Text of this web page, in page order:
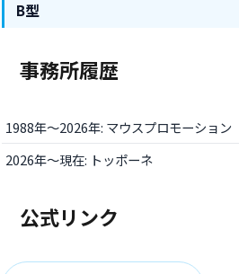
B型
事務所履歴
1988年〜2026年: マウスプロモーション
2026年〜現在: トッポーネ
公式リンク